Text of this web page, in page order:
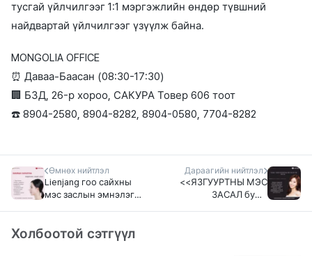
тусгай үйлчилгээг 1:1 мэргэжлийн өндөр түвшний
найдвартай үйлчилгээг үзүүлж байна.
MONGOLIA OFFICE
⏰ Даваа-Баасан (08:30-17:30)
🏢 БЗД, 26-р хороо, САКУРА Товер 606 тоот
☎️ 8904-2580, 8904-8282, 8904-0580, 7704-8282
Өмнөх нийтлэл
Lienjang гоо сайхны
мэс заслын эмнэлэг
Дараагийн нийтлэл
<<ЯЗГУУРТНЫ МЭС
ЗАСАЛ буюу
Холбоотой сэтгүүл